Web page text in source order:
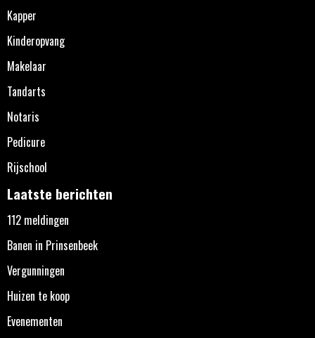
Kapper
Kinderopvang
Makelaar
Tandarts
Notaris
Pedicure
Rijschool
Laatste berichten
112 meldingen
Banen in Prinsenbeek
Vergunningen
Huizen te koop
Evenementen